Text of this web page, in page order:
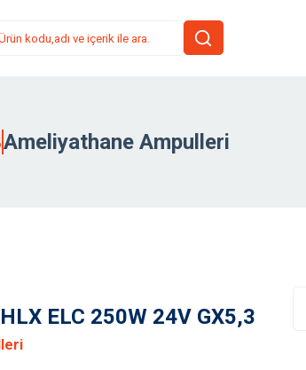
Ameliyathane Ampulleri
ELC 250W 24V GX5,3